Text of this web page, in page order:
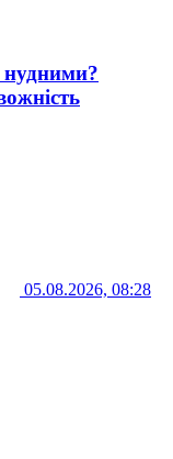
нудними?
05.08.2026, 08:28